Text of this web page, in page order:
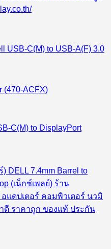
USB-C(M) to USB-A(F) 3.0
C(M) to DisplayPort